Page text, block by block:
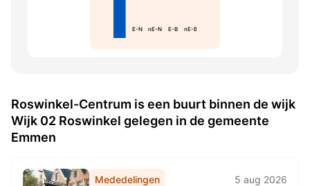
E-N nE-N E-B nE-B
Roswinkel-Centrum is een buurt binnen de wijk
Wijk 02 Roswinkel gelegen in de gemeente
Emmen
Mededelingen 5 aug 2026